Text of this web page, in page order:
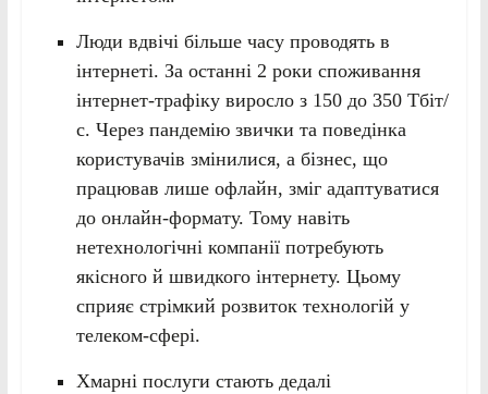
Люди вдвічі більше часу проводять в
інтернеті. За останні 2 роки споживання
інтернет-трафіку виросло з 150 до 350 Тбіт/
с. Через пандемію звички та поведінка
користувачів змінилися, а бізнес, що
працював лише офлайн, зміг адаптуватися
до онлайн-формату. Тому навіть
нетехнологічні компанії потребують
якісного й швидкого інтернету. Цьому
сприяє стрімкий розвиток технологій у
телеком-сфері.
Хмарні послуги стають дедалі